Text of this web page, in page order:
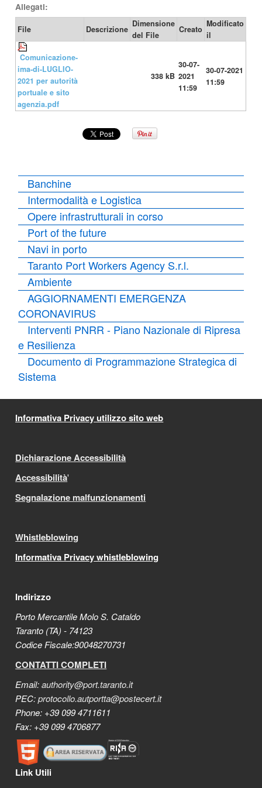
Allegati:
File Descrizione
Dimensione
del File
Creato
Modificato
il
Comunicazione-
ima-di-LUGLIO-
2021 per autorità
portuale e sito
agenzia.pdf
338 kB
30-07-
2021
11:59
30-07-2021
11:59
Banchine
Intermodalità e Logistica
Opere infrastrutturali in corso
Port of the future
Navi in porto
Taranto Port Workers Agency S.r.l.
Ambiente
AGGIORNAMENTI EMERGENZA
CORONAVIRUS
Interventi PNRR - Piano Nazionale di Ripresa
e Resilienza
Documento di Programmazione Strategica di
Sistema
Informativa Privacy utilizzo sito web
Dichiarazione Accessibilità
Accessibilità'
Segnalazione malfunzionamenti
Whistleblowing
Informativa Privacy whistleblowing
Indirizzo
Porto Mercantile Molo S. Cataldo
Taranto (TA) - 74123
Codice Fiscale:90048270731
CONTATTI COMPLETI
Email:authority@port.taranto.it
PEC:protocollo.autportta@postecert.it
Phone: +39 099 4711611
Fax: +39 099 4706877
Link Utili